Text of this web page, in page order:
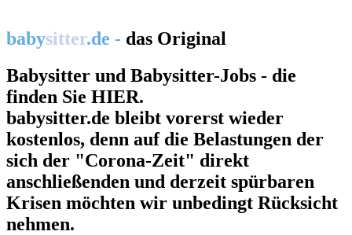
babysitter.de - das Original
Babysitter und Babysitter-Jobs - die
finden Sie HIER.
babysitter.de bleibt vorerst wieder
kostenlos, denn auf die Belastungen der
sich der "Corona-Zeit" direkt
anschließenden und derzeit spürbaren
Krisen möchten wir unbedingt Rücksicht
nehmen.